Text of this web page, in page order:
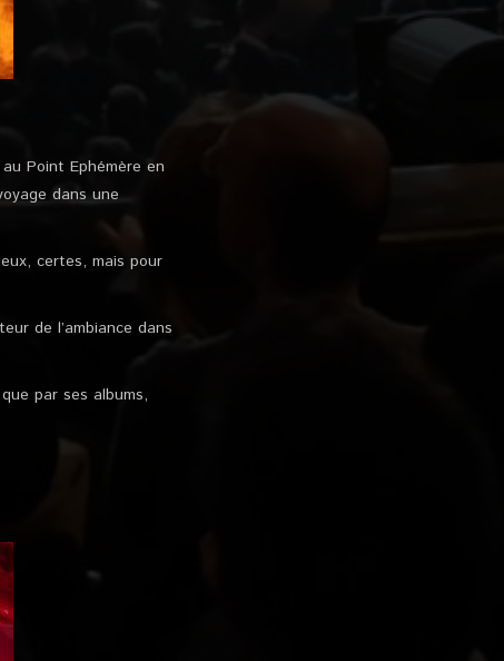
Point Ephémère en
dans une
certes, mais pour
de l’ambiance dans
par ses albums,